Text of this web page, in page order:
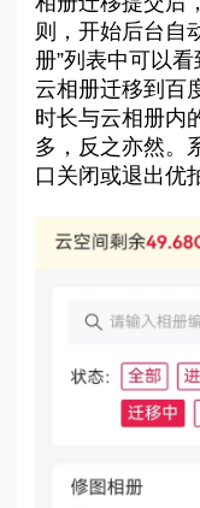
则，开始后台自
册”列表中可以看
云相册迁移到百
时长与云相册内
多，反之亦然。
口关闭或退出优